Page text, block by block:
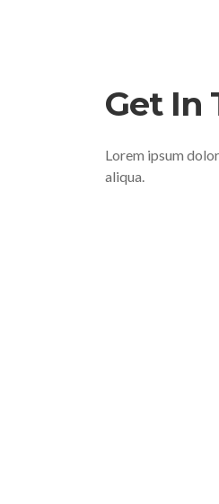
Get In
Lorem ipsum
aliqua.